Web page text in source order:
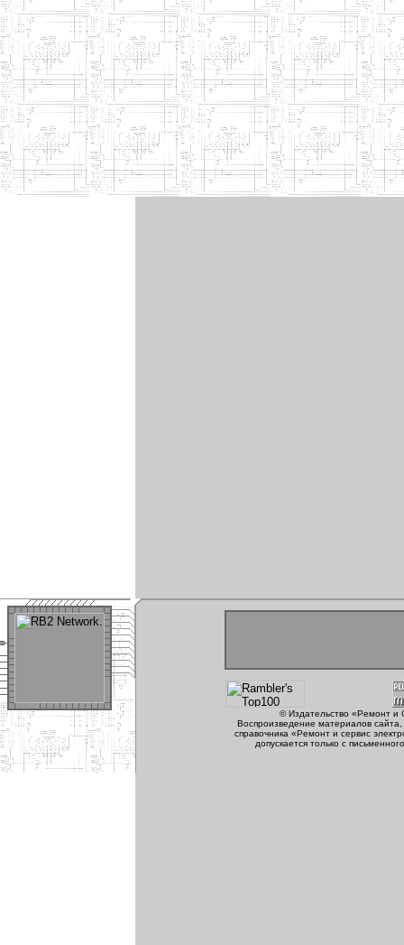
© Издательство «Ремонт
Воспроизведение материалов
справочника «Ремонт и сервис
допускается только с